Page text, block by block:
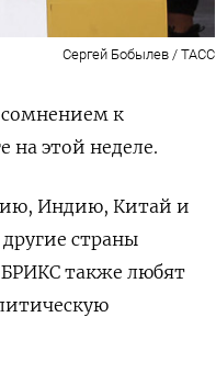
Сергей Бобылев / ТАСС
к
на этой неделе.
Индию, Китай и
страны
также любят